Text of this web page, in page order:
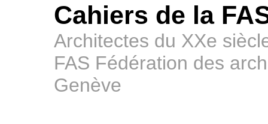
Cahiers de la
Architectes du XXe
FAS Fédération des
Genève